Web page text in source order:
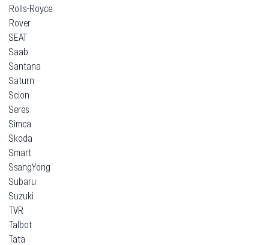
Rolls-Royce
Rover
SEAT
Saab
Santana
Saturn
Scion
Seres
Simca
Skoda
Smart
SsangYong
Subaru
Suzuki
TVR
Talbot
Tata